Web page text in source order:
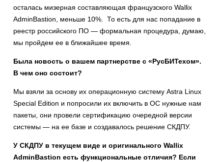
осталась мизерная составляющая французского Wallix
AdminBastion, меньше 10%. То есть для нас попадание в
реестр российского ПО — формальная процедура, думаю,
мы пройдем ее в ближайшее время.
Была новость о вашем партнерстве с «РусБИТехом».
В чем оно состоит?
Мы взяли за основу их операционную систему Astra Linux
Special Edition и попросили их включить в ОС нужные нам
пакеты, они провели сертификацию очередной версии
системы — на ее базе и создавалось решение СКДПУ.
У СКДПУ в текущем виде и оригинального Wallix
AdminBastion есть функциональные отличия? Если